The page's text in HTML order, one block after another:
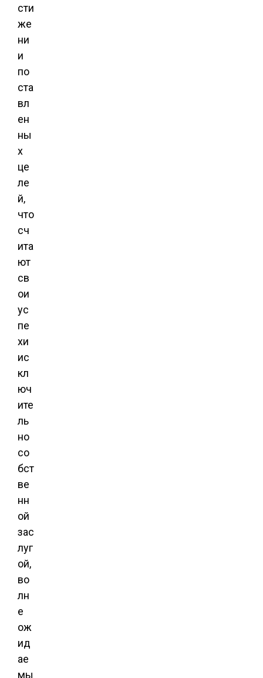
сти
же
ни
и
по
ста
вл
ен
ны
х
це
ле
й,
что
сч
ита
ют
св
ои
ус
пе
хи
ис
кл
юч
ите
ль
но
со
бст
ве
нн
ой
зас
луг
ой,
во
лн
е
ож
ид
ае
мы